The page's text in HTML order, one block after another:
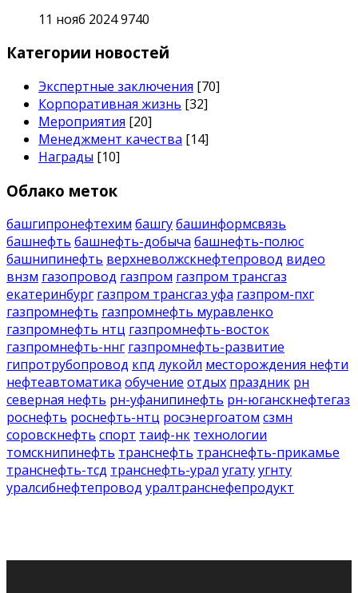
11 нояб 20249740
Категории новостей
Экспертные заключения [70]
Корпоративная жизнь [32]
Мероприятия [20]
Менеджмент качества [14]
Награды [10]
Облако меток
башгипронефтехим башгубашинформсвязь
башнефть башнефть-добыча башнефть-полюс
башнипинефть верхневолжскнефтепровод видео
внзм газопровод газпром газпром трансгаз
екатеринбург газпром трансгаз уфа газпром-пхг
газпромнефть газпромнефть муравленко
газпромнефть нтц газпромнефть-восток
газпромнефть-ннг газпромнефть-развитие
гипротрубопровод кпд лукойл месторождения нефти
нефтеавтоматика обучение отдых праздник рн
северная нефть рн-уфанипинефть рн-юганскнефтегаз
роснефть роснефть-нтц росэнергоатом сзмн
соровскнефть спорт таиф-нк технологии
томскнипинефть транснефть транснефть-прикамье
транснефть-тсд транснефть-урал угатуугнту
уралсибнефтепровод уралтранснефепродукт